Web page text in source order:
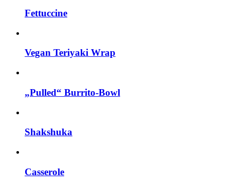
Fettuccine
Vegan Teriyaki Wrap
„Pulled“ Burrito-Bowl
Shakshuka
Casserole